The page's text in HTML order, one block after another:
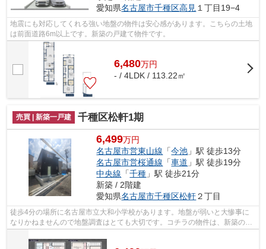
愛知県名古屋市千種区高見 １丁目19−4
地震にも対応してくれる強い地盤の物件は安心感があります。こちらの土地
は前面道路6m以上です。新築の戸建て物件です。
6,480万円
- / 4LDK / 113.22㎡
売買 | 新築一戸建 千種区松軒1期
6,499万円
名古屋市営東山線 「今池 」駅 徒歩13分
名古屋市営桜通線 「車道 」駅 徒歩19分
中央線 「千種 」駅 徒歩21分
新築 / 2階建
愛知県名古屋市千種区松軒２丁目
徒歩4分の場所に名古屋市立大和小学校があります。地盤が弱いと大惨事に
なりかねませんので地盤調査はとても大切です。コチラの物件は、新築の戸
建て物件で設備も充実しています。